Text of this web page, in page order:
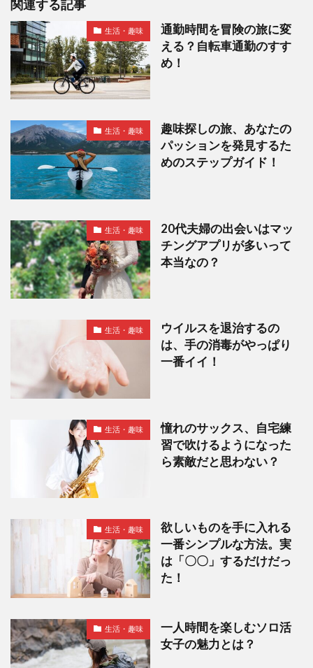
関連する記事
生活・趣味
通勤時間を冒険の旅に変
える？自転車通勤のすす
め！
生活・趣味
趣味探しの旅、あなたの
パッションを発見するた
めのステップガイド！
生活・趣味
20代夫婦の出会いはマッ
チングアプリが多いって
本当なの？
生活・趣味
ウイルスを退治するの
は、手の消毒がやっぱり
一番イイ！
生活・趣味
憧れのサックス、自宅練
習で吹けるようになった
ら素敵だと思わない？
生活・趣味
欲しいものを手に入れる
一番シンプルな方法。実
は「〇〇」するだけだっ
た！
生活・趣味
一人時間を楽しむソロ活
女子の魅力とは？